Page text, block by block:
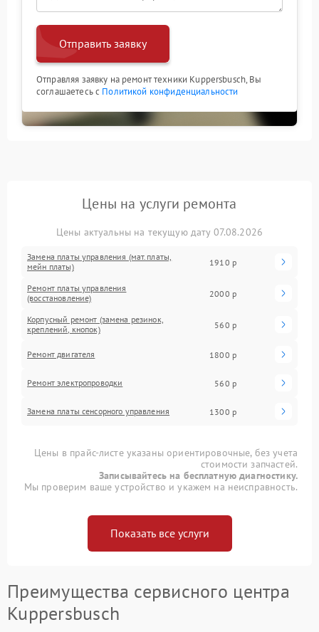
Отправить заявку
Отправляя заявку на ремонт техники Kuppersbusch, Вы
соглашаетесь с Политикой конфиденциальности
Цены на услуги ремонта
Цены актуальны на текущую дату 07.08.2026
Замена платы управления (мат.платы,
мейн платы)
1910 р
Ремонт платы управления
(восстановление)
2000 р
Корпусный ремонт (замена резинок,
креплений, кнопок)
560 р
Ремонт двигателя 1800 р
Ремонт электропроводки 560 р
Замена платы сенсорного управления 1300 р
Цены в прайс-листе указаны ориентировочные, без учета
стоимости запчастей.
Записывайтесь на бесплатную диагностику.
Мы проверим ваше устройство и укажем на неисправность.
Показать все услуги
Преимущества сервисного центра
Kuppersbusch